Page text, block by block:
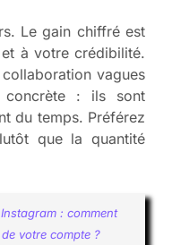
Le gain chiffré est
à votre crédibilité.
vagues
concrète : ils sont
du temps. Préférez
que la quantité
: comment
votre compte ?